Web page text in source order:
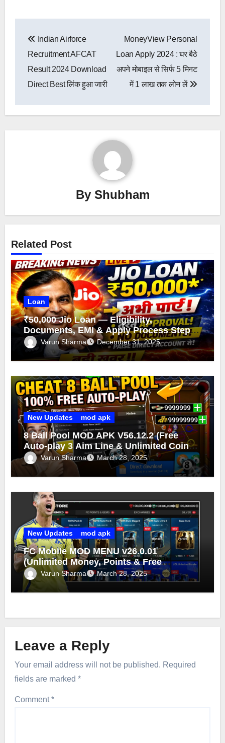
navigation
Indian Airforce
Recruitment AFCAT
Result 2024 Download
Direct Best लिंक हुआ जारी
MoneyView Personal
Loan Apply 2024 : घर बैठे
अपने मोबाइल से सिर्फ 5 मिनट
में 1 लाख तक लोन लें
By Shubham
Related Post
Loan
₹50,000 Jio Loan — Eligibility,
Documents, EMI & Apply Process Step-
by-StepVarun Sharma December 31, 2025
New Updates mod apk
8 Ball Pool MOD APK V56.12.2 (Free
Auto-play 3 Aim Line & Unlimited Coins
Cash 2025)
Varun Sharma March 28, 2025
New Updates mod apk
FC Mobile MOD MENU v26.0.01
(Unlimited Money, Points & Free
Purchase) FC Mobile MOD 2025
Varun Sharma March 28, 2025
Leave a Reply
Your email address will not be published. Required
fields are marked *
Comment*